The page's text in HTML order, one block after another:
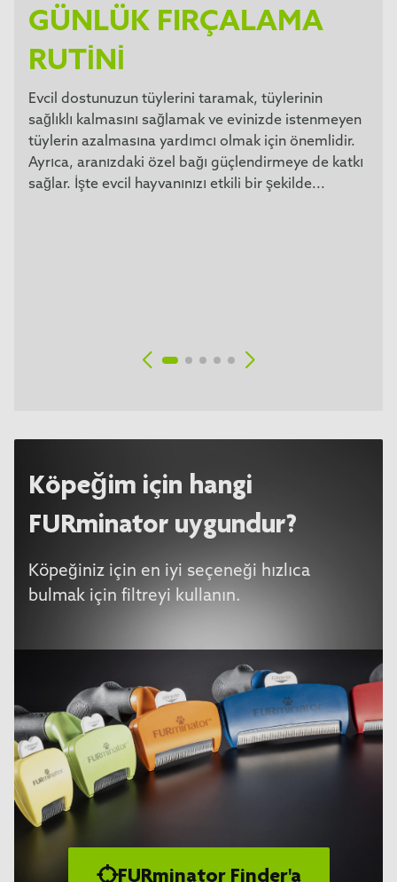
GÜNLÜK FIRÇALAMA
RUTINI
Evcil dostunuzun tüylerini taramak, tüylerinin
sağlıklı kalmasını sağlamak ve evinizde istenmeyen
tüylerin azalmasına yardımcı olmak için önemlidir.
Ayrıca, aranızdaki özel bağı güçlendirmeye de katkı
sağlar. İşte evcil hayvanınızı etkili bir şekilde...
Köpeğim için hangi
FURminator uygundur?
Köpeğiniz için en iyi seçeneği hızlıca
bulmak için filtreyi kullanın.